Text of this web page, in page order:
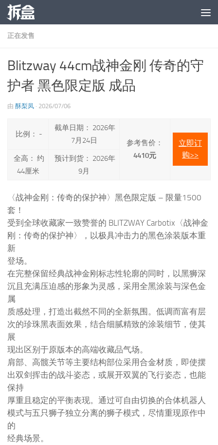
跳至内容
正在发售
Blitzway 44cm战神金刚 传奇的守
护者 黑色限定版 成品
由 酥梨凤 · 2026/07/06
比例： -
截单日期： 2026年
7月24日
参考售价：
4410元
立即订
购>>
全高： 约
44厘米
预计到货： 2026年
9月
〈战神金刚：传奇的保护神〉黑色限定版 – 限量1500
套！
受到全球收藏家一致赞誉的 BLITZWAY Carbotix〈战神金
刚：传奇的保护神〉，以极具冲击力的黑色涂装版本重
新
登场。
在完整保留经典战神金刚标志性轮廓的同时，以黑狮深
沉且充满压迫感的形象为灵感，采用全黑涂装与深色金
属
质感处理，打造出截然不同的全新氛围。低调而富有层
次的珍珠黑表面效果，结合细腻精致的涂装细节，使其
展
现出区别于原版本的高端收藏品气场。
肩部、高髋关节等主要结构部位采用合金材质，即使摆
出双剑挥击的战斗姿态，或展开双翼的飞行姿态，也能
保持
厚重且稳定的平衡表现。通过可自由切换的合体机器人
模式与五只狮子独立分离的狮子模式，尽情重现原作中
的
经典场景。